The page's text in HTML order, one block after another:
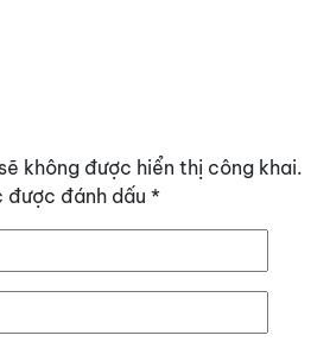
không được hiển thị công khai.
đánh dấu *